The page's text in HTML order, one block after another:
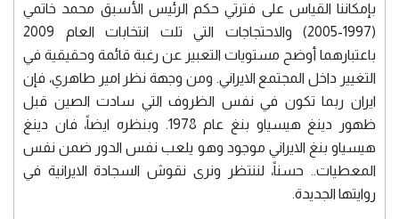
بإمكاننا القياس على فترتي حكم الرئيس الأسبق محمد خاتمي
(1997-2005) والاحتجاجات التي تلت انتخابات العام 2009
باعتبارهما أوضح مستويات التعبير عن رغبة قائمة وحقيقية في
التغيير داخل المجتمع الايراني. ومن وجهة نظر امير طاهري، فإن
ايران ربما تكون في نفس الظروف التي سادت الصين قبل
ظهور دينغ هيسياو بنغ عام 1978. وبنظره ايضاً، فان دينغ
هيسياو بنغ الايراني موجود وهو يلعب نفس الدور ضمن نفس
المعطيات.. حسناً، لننتظر ونرى نقوش السجادة الايرانية في
روايتها الجديدة.